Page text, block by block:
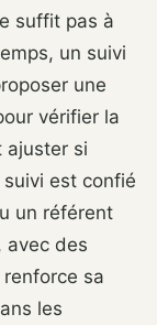
suffit pas à
un suivi
une
vérifier la
ajuster si
est confié
un référent
avec des
sa
les